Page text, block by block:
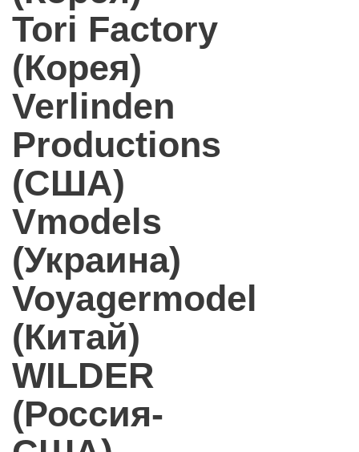
Tori Factory
(Корея)
Verlinden
Productions
(США)
Vmodels
(Украина)
Voyagermodel
(Китай)
WILDER
(Россия-